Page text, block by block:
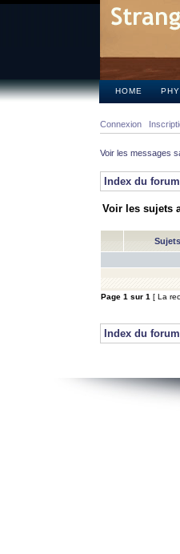
HOME
Connexion
Voir les messages
Index du forum
Voir les sujets
Sujets
Page 1 sur 1 [ La
Index du forum